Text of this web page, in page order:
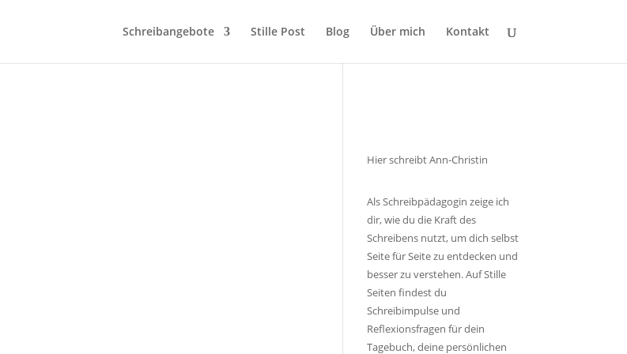
Schreibangebote Stille Post Blog Über mich Kontakt
Hier schreibt Ann-Christin
Als Schreibpädagogin zeige ich
dir, wie du die Kraft des
Schreibens nutzt, um dich selbst
Seite für Seite zu entdecken und
besser zu verstehen. Auf Stille
Seiten findest du
Schreibimpulse und
Reflexionsfragen für dein
Tagebuch, deine persönlichen